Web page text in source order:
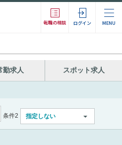
転職の相談 ログイン MENU
勤求人 スポット求人
条件2 指定しない